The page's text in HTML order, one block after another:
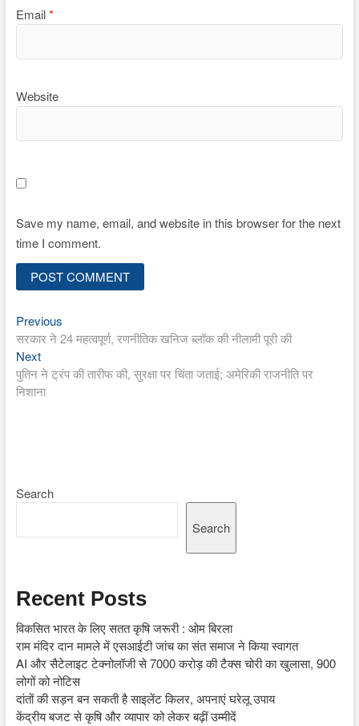
Email*
Website
Save my name, email, and website in this browser for the next
time I comment.
Post
navigation
PreviousPrevious
post:
सरकार ने 24 महत्वपूर्ण, रणनीतिक खनिज ब्लॉक की नीलामी पूरी की
NextNext
post:
पुतिन ने ट्रंप की तारीफ की, सुरक्षा पर चिंता जताई; अमेरिकी राजनीति पर
निशाना
Search
Search
Recent Posts
विकसित भारत के लिए सतत कृषि जरूरी : ओम बिरला
राम मंदिर दान मामले में एसआईटी जांच का संत समाज ने किया स्वागत
AI और सैटेलाइट टेक्नोलॉजी से 7000 करोड़ की टैक्स चोरी का खुलासा, 900
लोगों को नोटिस
दांतों की सड़न बन सकती है साइलेंट किलर, अपनाएं घरेलू उपाय
केंद्रीय बजट से कृषि और व्यापार को लेकर बढ़ीं उम्मीदें